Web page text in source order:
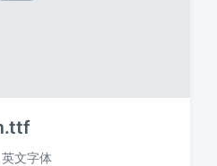
英文字体